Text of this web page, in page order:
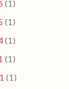
(1)
(1)
(1)
(1)
(1)